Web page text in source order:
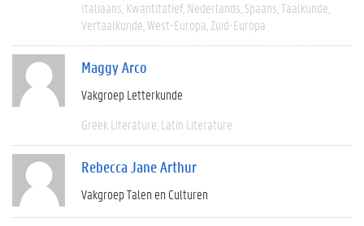
Italiaans Kwantitatief Nederlands Spaans Taalkunde
Vertaalkunde West-Europa Zuid-Europa
Maggy Arco
Vakgroep Letterkunde
Greek Literature Latin Literature
Rebecca Jane Arthur
Vakgroep Talen en Culturen